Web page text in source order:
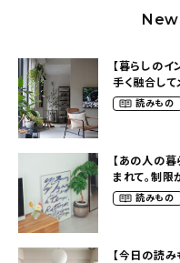
おすすめの記事
インテリア
キッチン
ギフト
New
【暮らしの
手く融合し
らす（読みもの
【あの人の
まれて。制
狭くても好
読みもの
【今日の読